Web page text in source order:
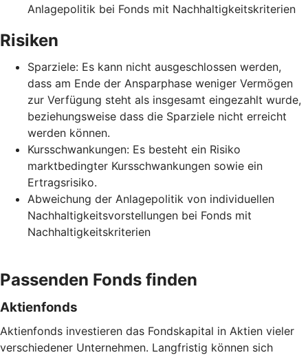
Anlagepolitik bei Fonds mit Nachhaltigkeitskriterien
Risiken
Sparziele: Es kann nicht ausgeschlossen werden,
dass am Ende der Ansparphase weniger Vermögen
zur Verfügung steht als insgesamt eingezahlt wurde,
beziehungsweise dass die Sparziele nicht erreicht
werden können.
Kursschwankungen: Es besteht ein Risiko
marktbedingter Kursschwankungen sowie ein
Ertragsrisiko.
Abweichung der Anlagepolitik von individuellen
Nachhaltigkeitsvorstellungen bei Fonds mit
Nachhaltigkeitskriterien
Passenden Fonds finden
Aktienfonds
Aktienfonds investieren das Fondskapital in Aktien vieler
verschiedener Unternehmen. Langfristig können sich